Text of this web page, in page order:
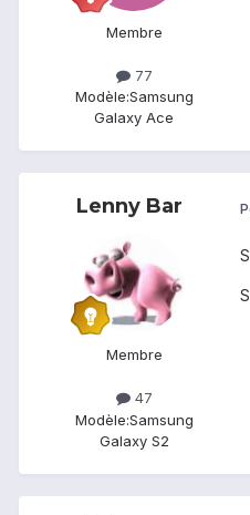
Membre
77
Modèle:Samsung
Galaxy Ace
Lenny Bar
Membre
47
Modèle:Samsung
Galaxy S2